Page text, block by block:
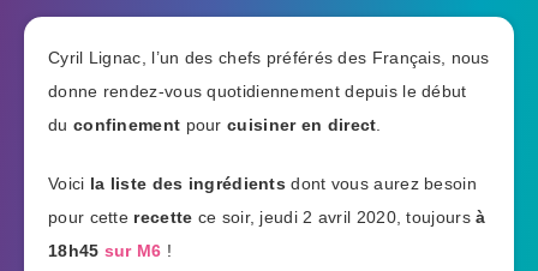
Cyril Lignac, l’un des chefs préférés des Français, nous
donne rendez-vous quotidiennement depuis le début
du confinement pourcuisiner en direct
Voici la liste des ingrédients dont vous aurez besoin
pour cette recette ce soir, jeudi 2 avril 2020, toujoursà
18h45 sur M6 !